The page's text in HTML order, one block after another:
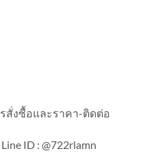
สั่งซื้อและราคา-ติดต่อ
Line ID : @722rlamn